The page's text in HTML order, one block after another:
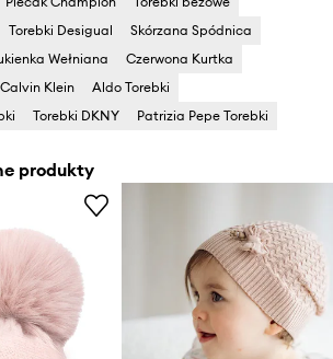
Torebki Desigual
Skórzana Spódnica
Wełniana
Czerwona Kurtka
Klein
Aldo Torebki
Torebki DKNY Patrizia Pepe Torebki
produkty